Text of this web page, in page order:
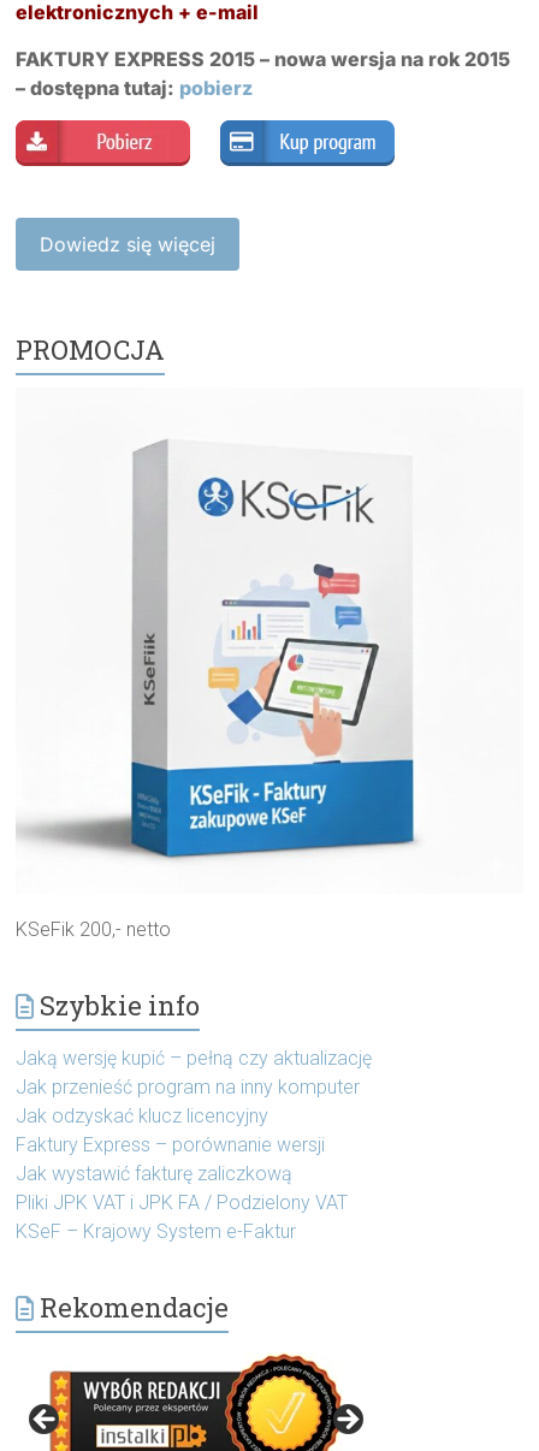
elektronicznych + e-mail
FAKTURY EXPRESS 2015 – nowa wersja na rok 2015
– dostępna tutaj: pobierz
Dowiedz się więcej
PROMOCJA
KSeFik 200,- netto
Szybkie info
Jaką wersję kupić – pełną czy aktualizację
Jak przenieść program na inny komputer
Jak odzyskać klucz licencyjny
Faktury Express – porównanie wersji
Jak wystawić fakturę zaliczkową
Pliki JPK VAT i JPK FA / Podzielony VAT
KSeF – Krajowy System e-Faktur
Rekomendacje